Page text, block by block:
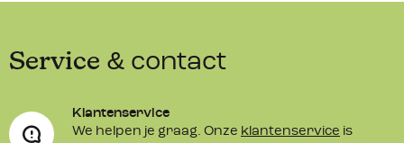
Service & contact
Klantenservice
We helpen je graag. Onze klantenservice is